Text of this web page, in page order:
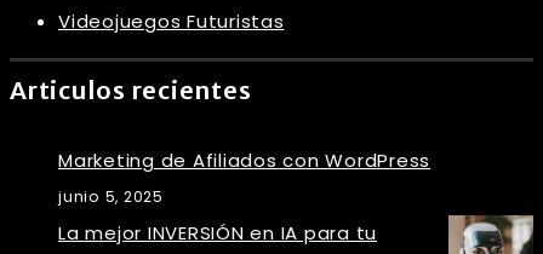
Videojuegos Futuristas
Articulos recientes
Marketing de Afiliados con WordPress
junio 5, 2025
La mejor INVERSIÓN en IA para tu